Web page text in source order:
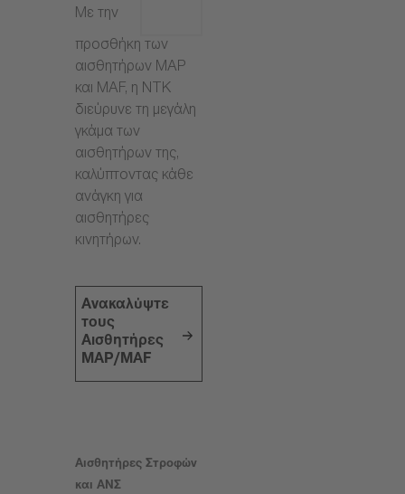
Με την
προσθήκη των
αισθητήρων MAP
και MAF, η NTK
διεύρυνε τη μεγάλη
γκάμα των
αισθητήρων της,
καλύπτοντας κάθε
ανάγκη για
αισθητήρες
κινητήρων.
Ανακαλύψτε
τους
Αισθητήρες
MAP/MAF
Αισθητήρες Στροφών
και ΑΝΣ